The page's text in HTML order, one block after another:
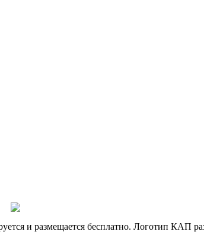
и размещается бесплатно. Логотип КАП